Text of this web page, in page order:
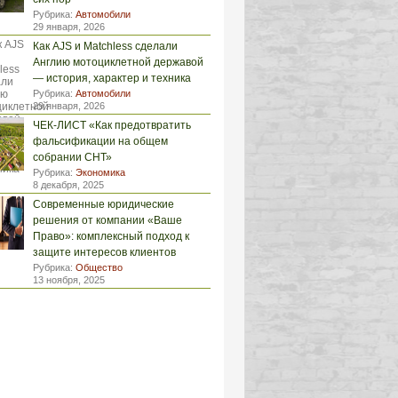
Рубрика: Автомобили
29 января, 2026
Как AJS и Matchless сделали
Англию мотоциклетной державой
— история, характер и техника
Рубрика: Автомобили
29 января, 2026
ЧЕК-ЛИСТ «Как предотвратить
фальсификации на общем
собрании СНТ»
Рубрика: Экономика
8 декабря, 2025
Современные юридические
решения от компании «Ваше
Право»: комплексный подход к
защите интересов клиентов
Рубрика: Общество
13 ноября, 2025